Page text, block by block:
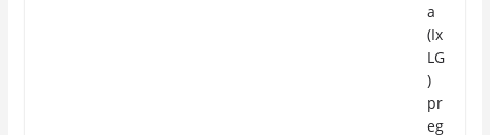
a
(Ix
LG
)
pr
eg